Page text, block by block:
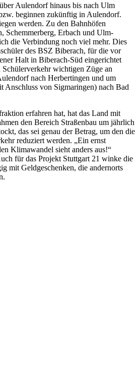
Aulendorf hinaus bis nach Ulm
beginnen zukünftig in Aulendorf.
werden. Zu den Bahnhöfen
Schemmerberg, Erbach und Ulm-
die Verbindung noch viel mehr. Dies
des BSZ Biberach, für die vor
Halt in Biberach-Süd eingerichtet
wichtigen Züge an
nach Herbertingen und um
Anschluss von Sigmaringen) nach Bad
erfahren hat, hat das Land mit
den Bereich Straßenbau um jährlich
das sei genau der Betrag, um den die
reduziert werden. „Ein ernst
Klimawandel sieht anders aus!“
für das Projekt Stuttgart 21 winke die
mit Geldgeschenken, die andernorts